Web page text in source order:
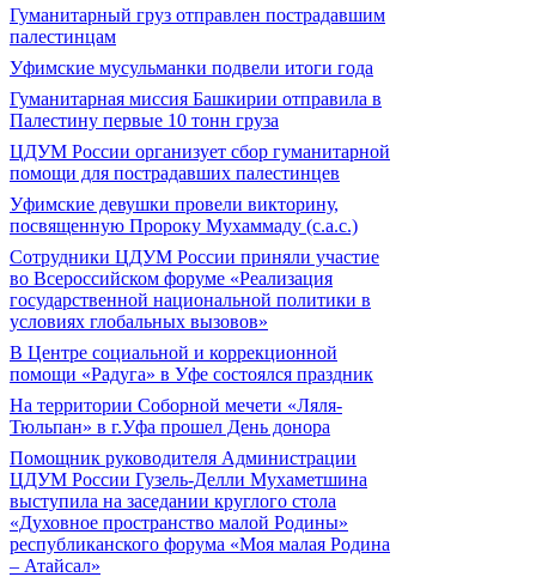
Гуманитарный груз отправлен пострадавшим
палестинцам
Уфимские мусульманки подвели итоги года
Гуманитарная миссия Башкирии отправила в
Палестину первые 10 тонн груза
ЦДУМ России организует сбор гуманитарной
помощи для пострадавших палестинцев
Уфимские девушки провели викторину,
посвященную Пророку Мухаммаду (с.а.с.)
Сотрудники ЦДУМ России приняли участие
во Всероссийском форуме «Реализация
государственной национальной политики в
условиях глобальных вызовов»
В Центре социальной и коррекционной
помощи «Радуга» в Уфе состоялся праздник
На территории Соборной мечети «Ляля-
Тюльпан» в г.Уфа прошел День донора
Помощник руководителя Администрации
ЦДУМ России Гузель-Делли Мухаметшина
выступила на заседании круглого стола
«Духовное пространство малой Родины»
республиканского форума «Моя малая Родина
– Атайсал»